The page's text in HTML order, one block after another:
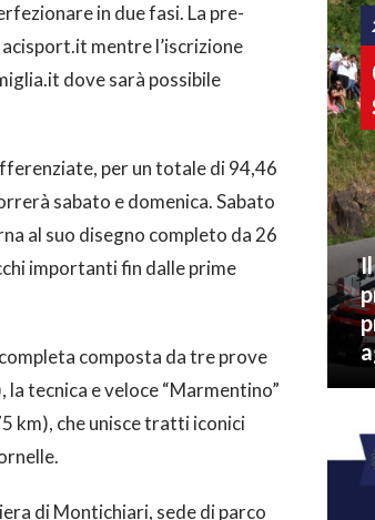
in due fasi. La pre-
mentre l’iscrizione
dove sarà possibile
per un totale di 94,46
sabato e domenica. Sabato
al suo disegno completo da 26
importanti fin dalle prime
composta da tre prove
tecnica e veloce “Marmentino”
km), che unisce tratti iconici
di Montichiari, sede di parco